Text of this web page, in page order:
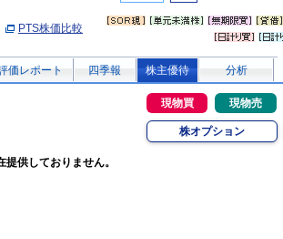
PTS株価比較
価レポート 四季報 株主優待 分析
現物買 現物売
株オプション
供しておりません。